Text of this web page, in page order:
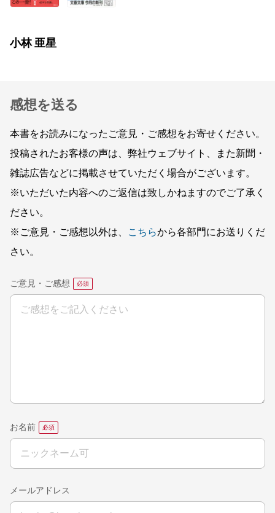
小林 亜星
感想を送る
本書をお読みになったご意見・ご感想をお寄せください。
投稿されたお客様の声は、弊社ウェブサイト、また新聞・
雑誌広告などに掲載させていただく場合がございます。
※いただいた内容へのご返信は致しかねますのでご了承く
ださい。
※ご意見・ご感想以外は、
こちらから各部門にお送りくだ
さい。
ご意見・ご感想
お名前
メールアドレス